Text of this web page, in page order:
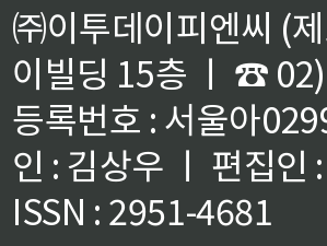
㈜이투데이피엔씨 (
이빌딩 15층 ㅣ ☎
등록번호 : 서울아
인 : 김상우 ㅣ 편집인
ISSN : 2951-4681